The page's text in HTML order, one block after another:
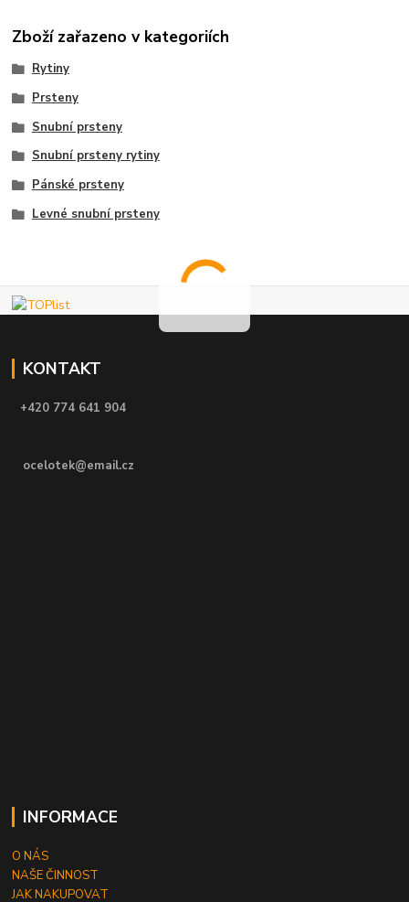
Zboží zařazeno v kategoriích
Rytiny
Prsteny
Snubní prsteny
Snubní prsteny rytiny
Pánské prsteny
Levné snubní prsteny
KONTAKT
+420 774 641 904
ocelotek@email.cz
INFORMACE
O NÁS
NAŠE ČINNOST
JAK NAKUPOVAT